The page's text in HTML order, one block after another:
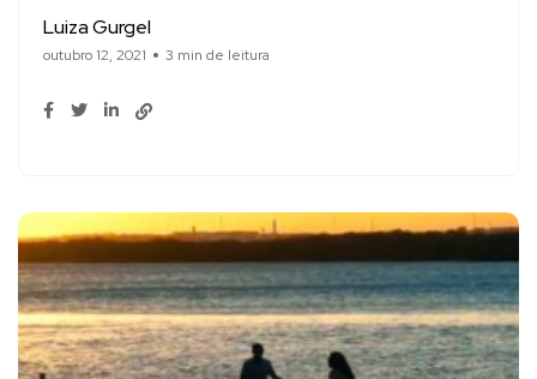
Luiza Gurgel
outubro 12, 2021 3 min de leitura